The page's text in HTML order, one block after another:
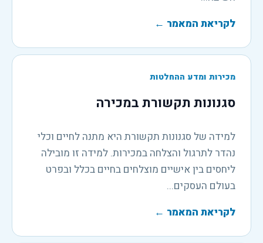
לקריאת המאמר ←
מכירות ומדע ההחלטות
סגנונות תקשורת במכירה
למידה של סגנונות תקשורת היא מתנה לחיים וכלי
נהדר לתרגול והצלחה במכירות. למידה זו מובילה
ליחסים בין אישיים מוצלחים בחיים בכלל ובפרט
בעולם העסקים...
לקריאת המאמר ←